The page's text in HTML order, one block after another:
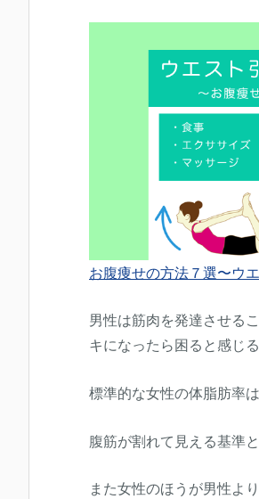
お腹痩せの方法７選〜ウ
男性は筋肉を発達させる
キになったら困ると感じ
標準的な女性の体脂肪率
腹筋が割れて見える基準
また女性のほうが男性よ